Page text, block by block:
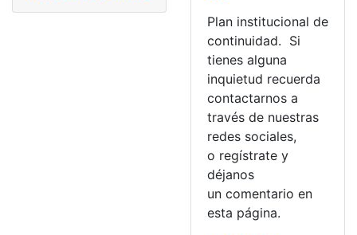
Plan institucional de
continuidad. Si
tienes alguna
inquietud recuerda
contactarnos a
través de nuestras
redes sociales,
o regístrate y
déjanos
un comentario en
esta página.